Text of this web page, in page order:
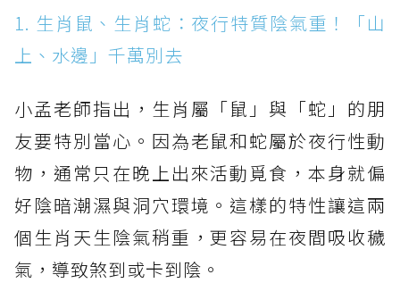
1. 生肖鼠、生肖蛇：夜行特質陰氣重！「山
上、水邊」千萬別去
小孟老師指出，生肖屬「鼠」與「蛇」的朋
友要特別當心。因為老鼠和蛇屬於夜行性動
物，通常只在晚上出來活動覓食，本身就偏
好陰暗潮濕與洞穴環境。這樣的特性讓這兩
個生肖天生陰氣稍重，更容易在夜間吸收穢
氣，導致煞到或卡到陰。